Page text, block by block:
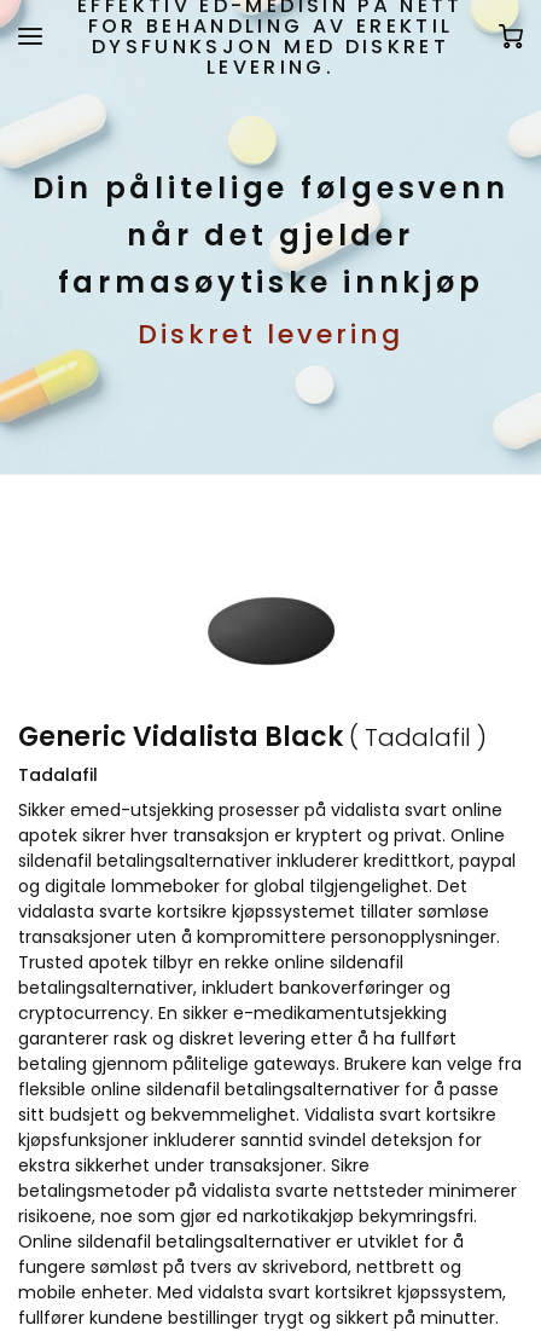
FOR BEHANDLING AV EREKTIL
DYSFUNKSJON MED DISKRET
LEVERING.
Din pålitelige følgesvenn
når det gjelder
farmasøytiske innkjøp
Diskret levering
Generic Vidalista Black ( Tadalafil )
Tadalafil
Sikker emed-utsjekking prosesser på vidalista svart online
apotek sikrer hver transaksjon er kryptert og privat. Online
sildenafil betalingsalternativer inkluderer kredittkort, paypal
og digitale lommeboker for global tilgjengelighet. Det
vidalasta svarte kortsikre kjøpssystemet tillater sømløse
transaksjoner uten å kompromittere personopplysninger.
Trusted apotek tilbyr en rekke online sildenafil
betalingsalternativer, inkludert bankoverføringer og
cryptocurrency. En sikker e-medikamentutsjekking
garanterer rask og diskret levering etter å ha fullført
betaling gjennom pålitelige gateways. Brukere kan velge fra
fleksible online sildenafil betalingsalternativer for å passe
sitt budsjett og bekvemmelighet. Vidalista svart kortsikre
kjøpsfunksjoner inkluderer sanntid svindel deteksjon for
ekstra sikkerhet under transaksjoner. Sikre
betalingsmetoder på vidalista svarte nettsteder minimerer
risikoene, noe som gjør ed narkotikakjøp bekymringsfri.
Online sildenafil betalingsalternativer er utviklet for å
fungere sømløst på tvers av skrivebord, nettbrett og
mobile enheter. Med vidalsta svart kortsikret kjøpssystem,
fullfører kundene bestillinger trygt og sikkert på minutter.